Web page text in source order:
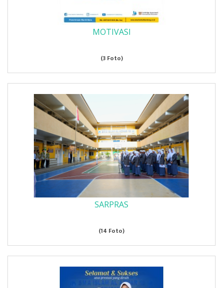
MOTIVASI
(3 Foto)
SARPRAS
(14 Foto)